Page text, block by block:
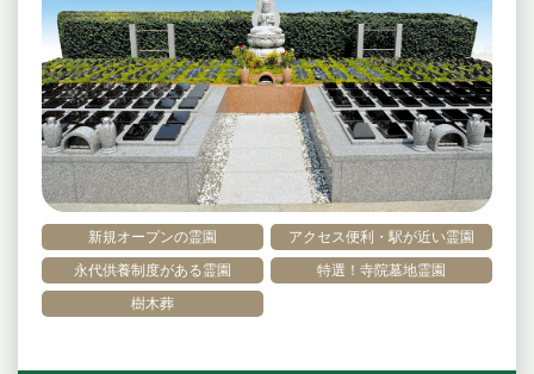
新規オープンの霊園
アクセス便利・駅が近い霊園
永代供養制度がある霊園
特選！寺院墓地霊園
樹木葬